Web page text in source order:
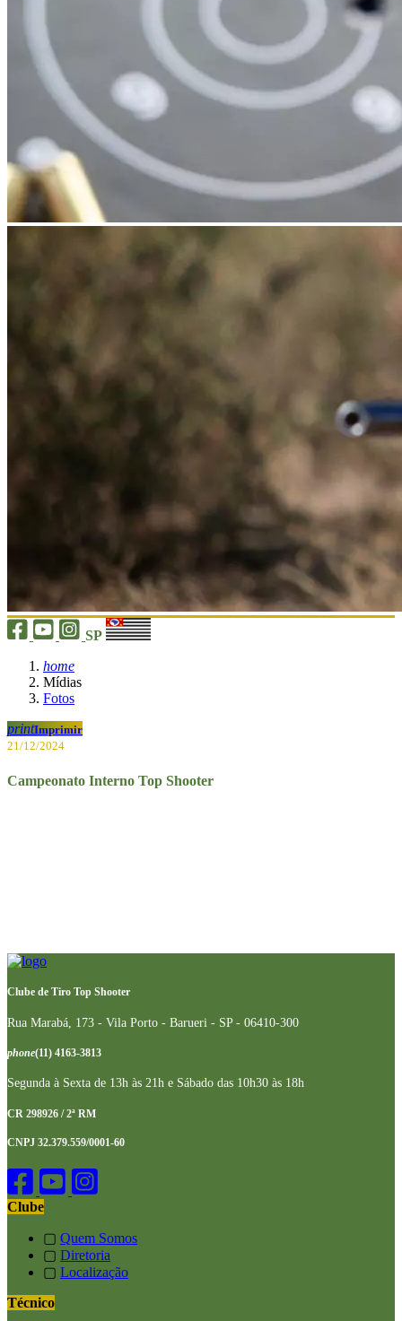
SP
home
Mídias
Fotos
printImprimir
21/12/2024
Campeonato Interno Top Shooter
Clube de Tiro Top Shooter
Rua Marabá, 173 - Vila Porto - Barueri - SP - 06410-300
phone(11) 4163-3813
Segunda à Sexta de 13h às 21h e Sábado das 10h30 às 18h
CR 298926 / 2ª RM
CNPJ 32.379.559/0001-60
Clube
▢ Quem Somos
▢ Diretoria
▢ Localização
Técnico